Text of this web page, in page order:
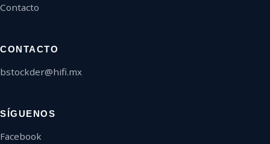
Contacto
CONTACTO
bstockder@hifi.mx
SÍGUENOS
Facebook